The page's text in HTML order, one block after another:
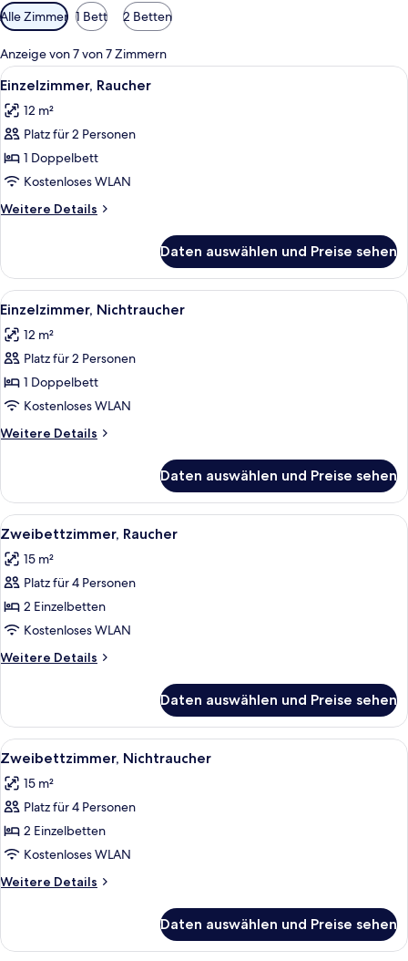
Verfügbare
Filter
für
Zimmer
Alle Zimmer 1 Bett 2 Betten
Anzeige von 7 von 7 Zimmern
Alle
Fotos
für
Einzelzimmer,
Raucher
anzeigen
Ein Hotelzimmer mit Bett,
12
Einzelzimmer, Raucher
12 m²
Platz für 2 Personen
1 Doppelbett
Kostenloses WLAN
Weitere Details
Weitere
Raucher
Daten auswählen und Preise sehen
Alle
Fotos
für
Einzelzimmer,
Nichtraucher
anzeigen
Ein Hotelzimmer mit Bett,
12
Einzelzimmer, Nichtraucher
12 m²
Platz für 2 Personen
1 Doppelbett
Kostenloses WLAN
Weitere Details
Weitere
Nichtraucher
Daten auswählen und Preise sehen
Alle
Fotos
für
Zweibettzimmer,
Raucher
anzeigen
Ein Hotelzimmer mit zwei Betten,
12
Zweibettzimmer, Raucher
15 m²
Platz für 4 Personen
2 Einzelbetten
Kostenloses WLAN
Weitere Details
Weitere
Raucher
Daten auswählen und Preise sehen
Alle
Fotos
für
Zweibettzimmer,
Nichtraucher
anzeigen
Ein Hotelzimmer mit zwei Betten,
12
Zweibettzimmer, Nichtraucher
15 m²
Platz für 4 Personen
2 Einzelbetten
Kostenloses WLAN
Weitere Details
Weitere
Nichtraucher
Daten auswählen und Preise sehen